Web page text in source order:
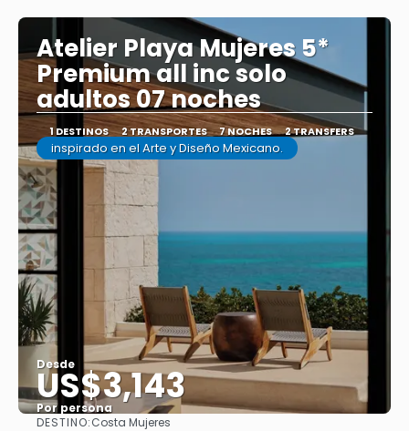
Atelier Playa Mujeres 5*
Premium all inc solo
adultos 07 noches
1 DESTINOS 2 TRANSPORTES 7 NOCHES 2 TRANSFERS
inspirado en el Arte y Diseño Mexicano.
Desde
US$3,143
Por persona
DESTINO:Costa Mujeres